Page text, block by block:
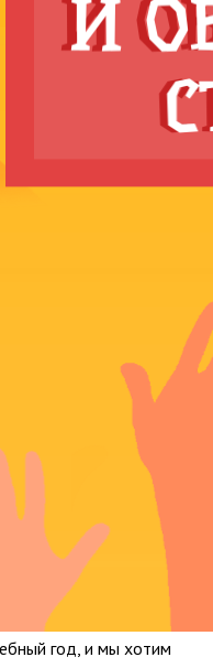
год, и мы хотим